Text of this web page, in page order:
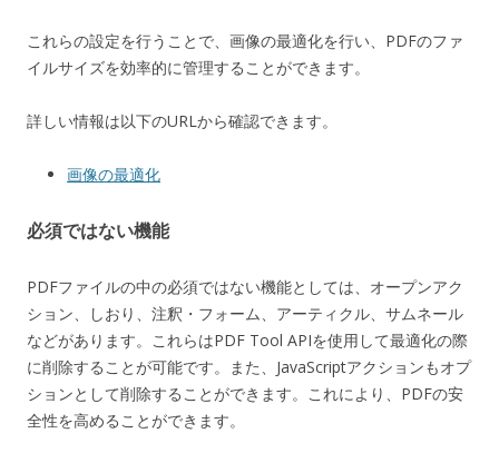
これらの設定を行うことで、画像の最適化を行い、PDFのファ
イルサイズを効率的に管理することができます。
詳しい情報は以下のURLから確認できます。
画像の最適化
必須ではない機能
PDFファイルの中の必須ではない機能としては、オープンアク
ション、しおり、注釈・フォーム、アーティクル、サムネール
などがあります。これらはPDF Tool APIを使用して最適化の際
に削除することが可能です。また、JavaScriptアクションもオプ
ションとして削除することができます。これにより、PDFの安
全性を高めることができます。